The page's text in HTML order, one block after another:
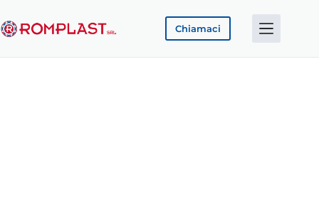
Chiamaci